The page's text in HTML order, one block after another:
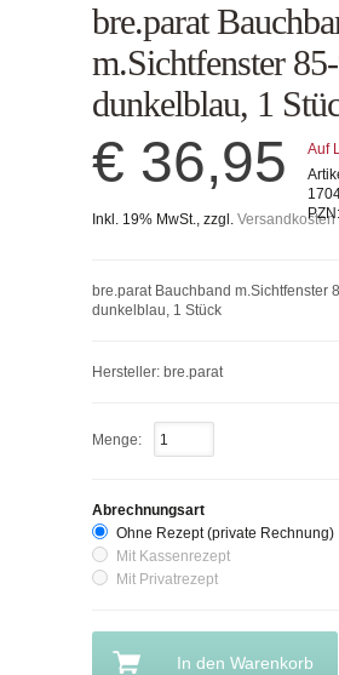
bre.parat
m.Sichtfenster
dunkelblau, 1
€ 36,95
Inkl. 19% MwSt., zzgl. Versandkosten
Auf
PZN:
bre.parat Bauchband m.Sichtfenster
dunkelblau, 1 Stück
Hersteller: bre.parat
Menge:
Abrechnungsart
Ohne Rezept (private Rechnung)
Mit Kassenrezept
Mit Privatrezept
In den Warenkorb